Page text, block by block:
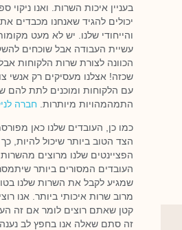
בעניין איכות השרות. ואנו
יכולים להגיד שאנחנו מכבדים
והייחודי שלנו. יש לא מעט
עשיית העבודה אבל שוכחים
הכוונה לצורת שרות הלקוחות
שכזה! אצלנו מעסיקים רק אנשי
עם הלקוחות ומוכנים לתת להם
התמהמהויות מיותרות. חברה
כמו כן, העובדים שלנו כאן
הצד הטוב ביותר שיכול להיות,
הפציינטים שלנו מרוצים
העובדים המסורים ביותר
שמגיע לקבל את השרות שלנו
מרוב שרות איכותי ביותר. אנו
קטן שאתם רוצים לומר אם זה
זה סתם שאלה אנו בחפץ לב